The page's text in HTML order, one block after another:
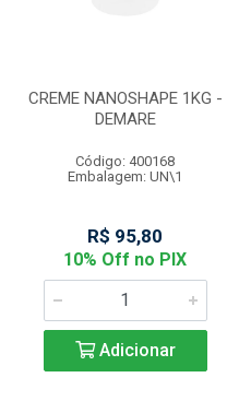
CREME NANOSHAPE 1KG -
DEMARE
Código: 400168
Embalagem: UN\1
R$ 95,80
10% Off no PIX
Adicionar